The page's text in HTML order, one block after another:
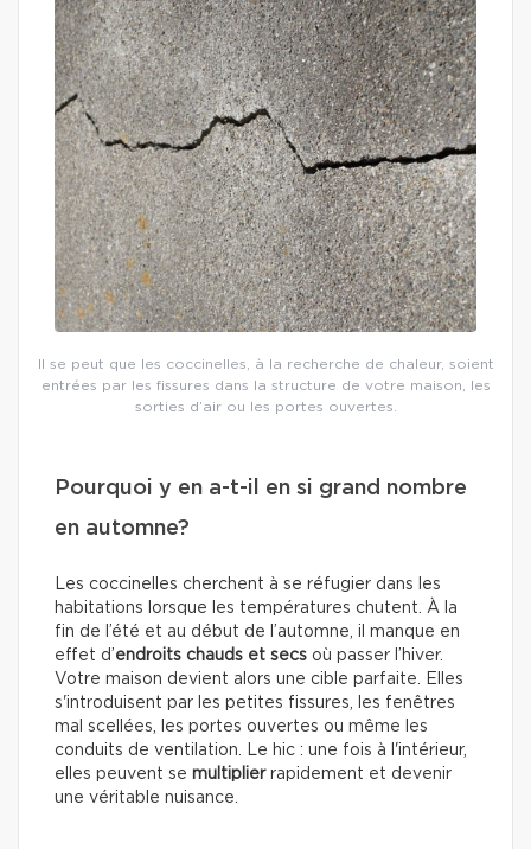
Il se peut que les coccinelles, à la recherche de chaleur, soient
entrées par les fissures dans la structure de votre maison, les
sorties d’air ou les portes ouvertes.
Pourquoi y en a-t-il en si grand nombre
en automne?
Les coccinelles cherchent à se réfugier dans les
habitations lorsque les températures chutent. À la
fin de l’été et au début de l’automne, il manque en
effet d’endroits chauds et secs où passer l’hiver.
Votre maison devient alors une cible parfaite. Elles
s'introduisent par les petites fissures, les fenêtres
mal scellées, les portes ouvertes ou même les
conduits de ventilation. Le hic : une fois à l'intérieur,
elles peuvent se multiplierrapidement et devenir
une véritable nuisance.